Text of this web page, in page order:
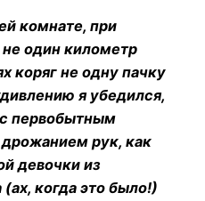
комнате, при
один километр
коряг не одну пачку
я убедился,
первобытным
рук, как
девочки из
когда это было!)